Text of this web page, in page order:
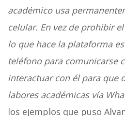
académico usa
celular. En vez de prohibir
lo que hace la plataforma
teléfono para comunicarse
interactuar con él para que
labores académicas vía
los ejemplos que puso